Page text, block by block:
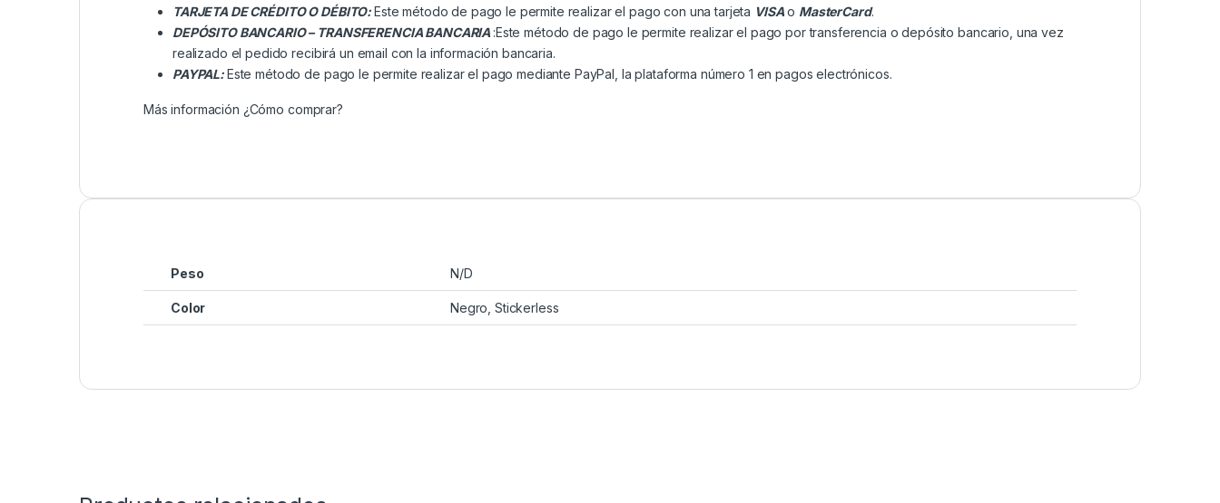
TARJETA DE CRÉDITO O DÉBITO:Este método de pago le permite realizar el pago con una tarjeta VISAo MasterCard.
DEPÓSITO BANCARIO – TRANSFERENCIA BANCARIA :Este método de pago le permite realizar el pago por transferencia o depósito bancario, una vez
realizado el pedido recibirá un email con la información bancaria.
PAYPAL:Este método de pago le permite realizar el pago mediante PayPal, la plataforma número 1 en pagos electrónicos.
Más información ¿Cómo comprar?
Peso N/D
Color Negro ,Stickerless